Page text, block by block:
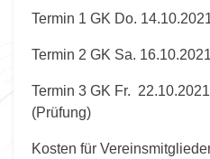
Termin 1 GK Do.
Termin 2 GK Sa.
Termin 3 GK Fr.
(Prüfung)
Kosten für